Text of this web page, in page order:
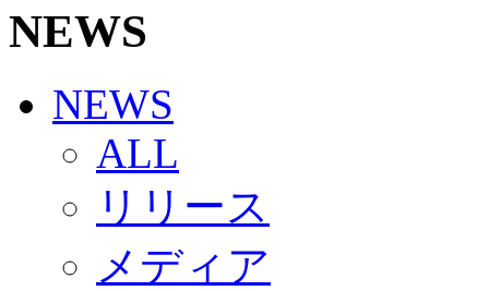
Jリーグ運営管理規定
写真・動画使用ガイドライン
SCHEDULE
2026/27
練習見学時のファンサービスについて
TICKET
奈良クラブ明治安田J3リーグ2026/27シーズン試
奈良クラブ明治安田Ｊ3リーグ 2026/27シーズン「
観戦ルール＆マナー
2026/27ファンコミュニティ
サポートショップ
NEWS
NEWS
ALL
リリース
メディア